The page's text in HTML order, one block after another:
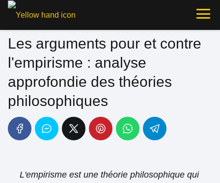
Les arguments pour et contre
l'empirisme : analyse
approfondie des théories
philosophiques
L'empirisme est une théorie philosophique qui